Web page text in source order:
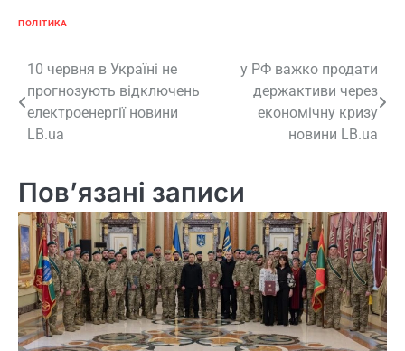
ПОЛІТИКА
Навігація
записів
10 червня в Україні не
прогнозують відключень
електроенергії новини
LB.ua
у РФ важко продати
держактиви через
економічну кризу
новини LB.ua
Пов’язані записи